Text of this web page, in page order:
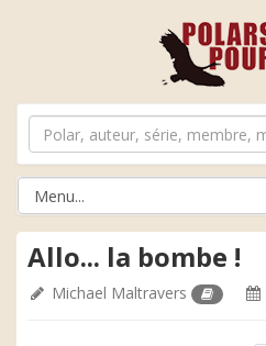
Allo... la bombe !
Michael Maltravers